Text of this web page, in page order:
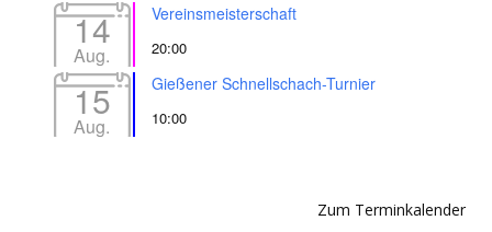
14
Aug.
Vereinsmeisterschaft
20:00
15
Aug.
Gießener Schnellschach-Turnier
10:00
Zum Terminkalender